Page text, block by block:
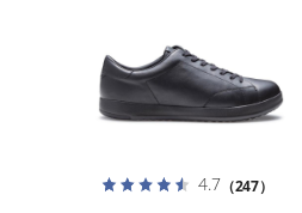
4.7（247）